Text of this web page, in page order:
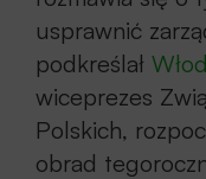
usprawnić
podkreślał
wiceprezes
Polskich,
obrad